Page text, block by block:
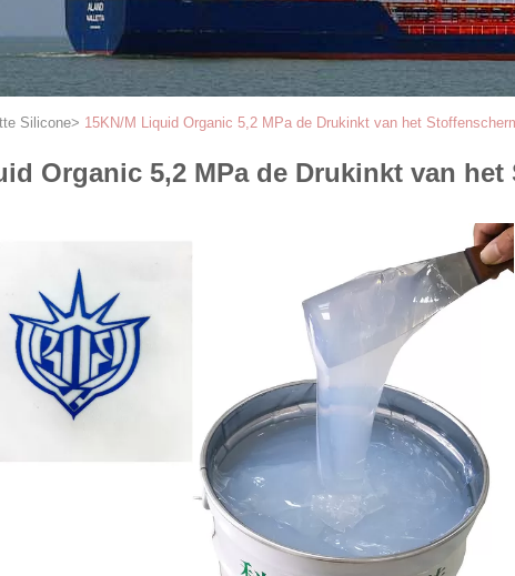
Silicone> 15KN/M Liquid Organic 5,2 MPa de Drukinkt van het
Organic 5,2 MPa de Drukinkt van